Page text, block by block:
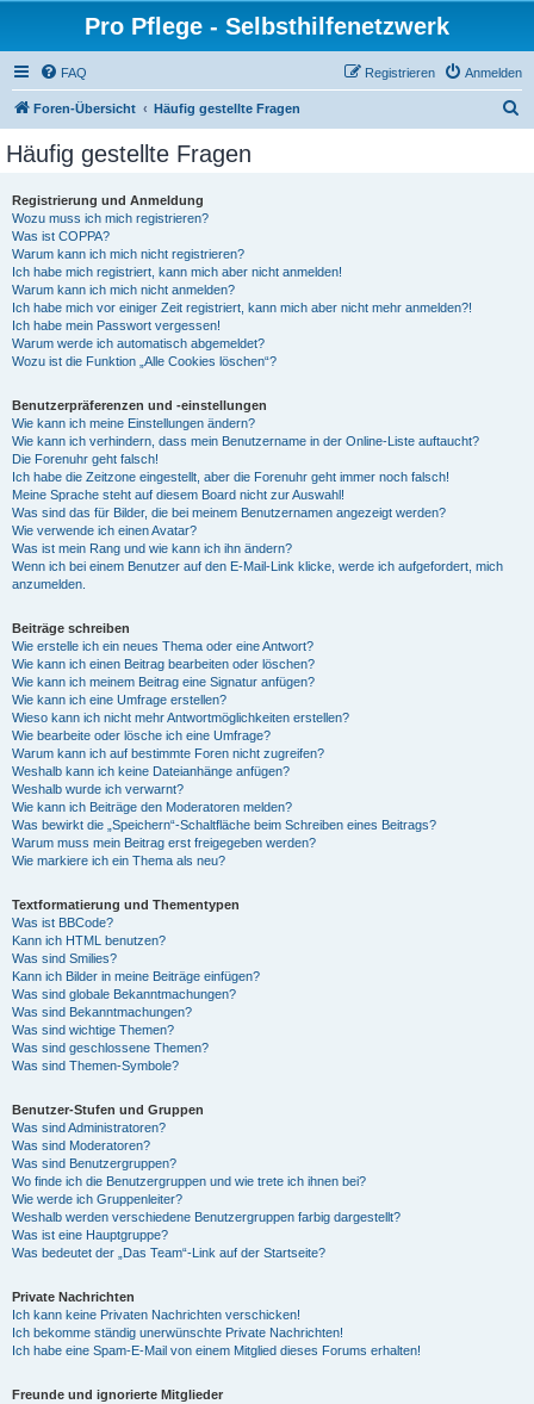
Pro Pflege - Selbsthilfenetzwerk
FAQ Anmelden
Registrieren
Foren-Übersicht Häufig gestellte Fragen
Häufig gestellte Fragen
Registrierung und Anmeldung
Wozu muss ich mich registrieren?
Was ist COPPA?
Warum kann ich mich nicht registrieren?
Ich habe mich registriert, kann mich aber nicht anmelden!
Warum kann ich mich nicht anmelden?
Ich habe mich vor einiger Zeit registriert, kann mich aber nicht mehr anmelden?!
Ich habe mein Passwort vergessen!
Warum werde ich automatisch abgemeldet?
Wozu ist die Funktion „Alle Cookies löschen“?
Benutzerpräferenzen und -einstellungen
Wie kann ich meine Einstellungen ändern?
Wie kann ich verhindern, dass mein Benutzername in der Online-Liste auftaucht?
Die Forenuhr geht falsch!
Ich habe die Zeitzone eingestellt, aber die Forenuhr geht immer noch falsch!
Meine Sprache steht auf diesem Board nicht zur Auswahl!
Was sind das für Bilder, die bei meinem Benutzernamen angezeigt werden?
Wie verwende ich einen Avatar?
Was ist mein Rang und wie kann ich ihn ändern?
Wenn ich bei einem Benutzer auf den E-Mail-Link klicke, werde ich aufgefordert, mich
anzumelden.
Beiträge schreiben
Wie erstelle ich ein neues Thema oder eine Antwort?
Wie kann ich einen Beitrag bearbeiten oder löschen?
Wie kann ich meinem Beitrag eine Signatur anfügen?
Wie kann ich eine Umfrage erstellen?
Wieso kann ich nicht mehr Antwortmöglichkeiten erstellen?
Wie bearbeite oder lösche ich eine Umfrage?
Warum kann ich auf bestimmte Foren nicht zugreifen?
Weshalb kann ich keine Dateianhänge anfügen?
Weshalb wurde ich verwarnt?
Wie kann ich Beiträge den Moderatoren melden?
Was bewirkt die „Speichern“-Schaltfläche beim Schreiben eines Beitrags?
Warum muss mein Beitrag erst freigegeben werden?
Wie markiere ich ein Thema als neu?
Textformatierung und Thementypen
Was ist BBCode?
Kann ich HTML benutzen?
Was sind Smilies?
Kann ich Bilder in meine Beiträge einfügen?
Was sind globale Bekanntmachungen?
Was sind Bekanntmachungen?
Was sind wichtige Themen?
Was sind geschlossene Themen?
Was sind Themen-Symbole?
Benutzer-Stufen und Gruppen
Was sind Administratoren?
Was sind Moderatoren?
Was sind Benutzergruppen?
Wo finde ich die Benutzergruppen und wie trete ich ihnen bei?
Wie werde ich Gruppenleiter?
Weshalb werden verschiedene Benutzergruppen farbig dargestellt?
Was ist eine Hauptgruppe?
Was bedeutet der „Das Team“-Link auf der Startseite?
Private Nachrichten
Ich kann keine Privaten Nachrichten verschicken!
Ich bekomme ständig unerwünschte Private Nachrichten!
Ich habe eine Spam-E-Mail von einem Mitglied dieses Forums erhalten!
Freunde und ignorierte Mitglieder